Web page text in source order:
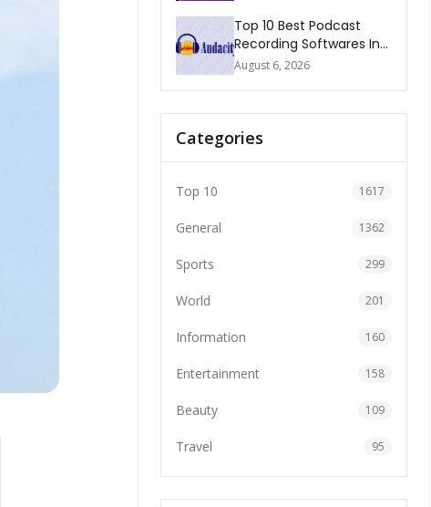
Top 10 Best Podcast
Recording Softwares In
2026
August 6, 2026
Categories
Top 10 1617
General 1362
Sports 299
World 201
Information 160
Entertainment 158
Beauty 109
Travel 95